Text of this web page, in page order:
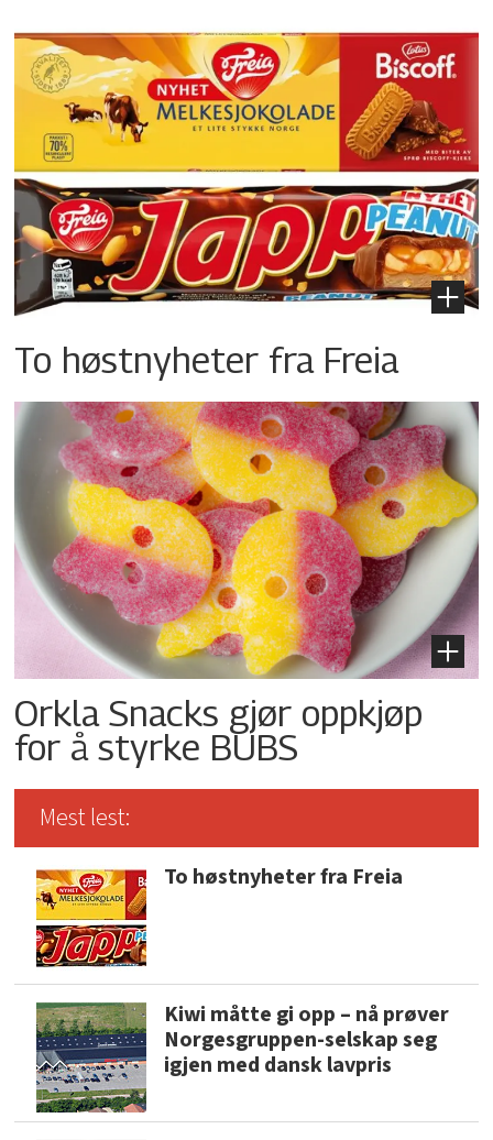
To høstnyheter fra Freia
Orkla Snacks gjør oppkjøp
for å styrke BUBS
Mest lest:
To høstnyheter fra Freia
Kiwi måtte gi opp – nå prøver
Norgesgruppen-selskap seg
igjen med dansk lavpris